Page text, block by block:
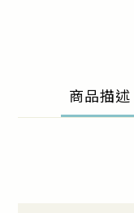
商品描述